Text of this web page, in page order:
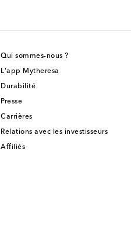
Qui sommes-nous ?
L'app Mytheresa
Durabilité
Presse
Carrières
Relations avec les investisseurs
Affiliés